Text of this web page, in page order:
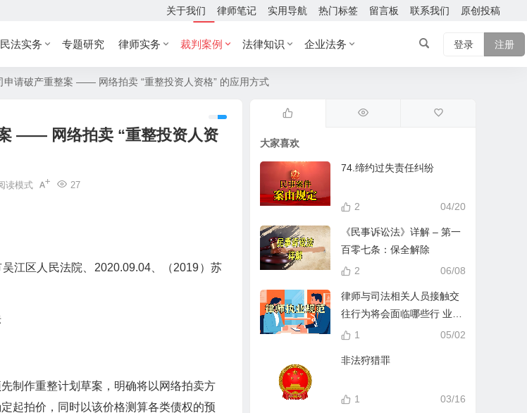
关于我们 律师笔记 实用导航 热门标签 留言板 联系我们 原创投稿
民法实务 专题研究 律师实务 裁判案例 法律知识 企业法务 登录 注册
申请破产重整案 —— 网络拍卖 “重整投资人资格” 的应用方式
—— 网络拍卖 “重整投资人资
27
读模式
江区人民法院、2020.09.04、（2019）苏
制作重整计划草案，明确将以网络拍卖方
起拍价，同时以该价格测算各类债权的预
大家喜欢
74.缔约过失责任纠纷
04/20
2
《民事诉讼法》详解 – 第一
百零七条：保全解除
06/08
2
律师与司法相关人员接触交
往行为将会面临哪些行 业处
分？
05/02
1
非法狩猎罪
03/16
1